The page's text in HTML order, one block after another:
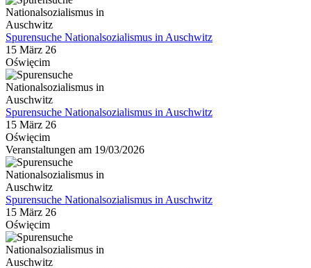
Spurensuche Nationalsozialismus in Auschwitz
15 März 26
Oświęcim
Spurensuche Nationalsozialismus in Auschwitz
15 März 26
Oświęcim
Veranstaltungen am 19/03/2026
Spurensuche Nationalsozialismus in Auschwitz
15 März 26
Oświęcim